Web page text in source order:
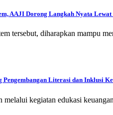
AAJI Dorong Langkah Nyata Lewat
tersebut, diharapkan mampu
Literasi dan Inklusi
kegiatan edukasi